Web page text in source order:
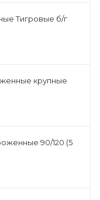
Тигровые б/г
крупные
90/120 (5